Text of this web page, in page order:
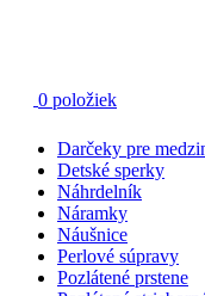
0 položiek
CatalogDarčeky pre
Detské sperky
Náhrdelník
Náramky
Náušnice
Perlové súpravy
Pozlátené prstene